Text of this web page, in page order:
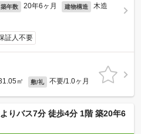
築年数 20年6ヶ月 建物構造 木造
証人不要
㎡ 敷/礼 不要/1.0ヶ月
りバス7分 徒歩4分 1階 築20年6